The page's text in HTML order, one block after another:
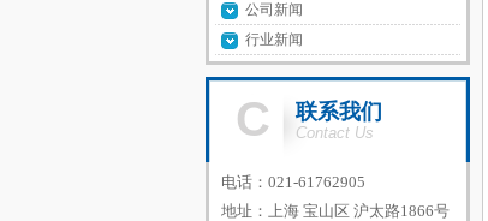
公司新闻
行业新闻
C 联系我们
Contact Us
电话：021-61762905
地址：上海 宝山区 沪太路1866号